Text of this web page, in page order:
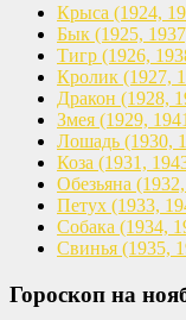
Крыса (1924,
Бык (1925,
Тигр (1926,
Кролик (1927,
Дракон (1928,
Змея (1929,
Лошадь (1930,
Коза (1931,
Обезьяна
Петух (1933,
Собака (1934,
Свинья (1935,
Гороскоп на